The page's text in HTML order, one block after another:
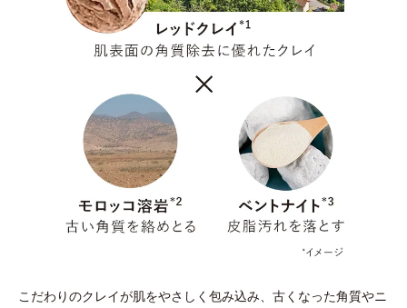
こだわりのクレイが肌をやさしく包み込み、古くなった角質やニ